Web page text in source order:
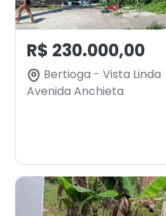
R$ 230.000,00
Bertioga - Vista Linda
Avenida Anchieta